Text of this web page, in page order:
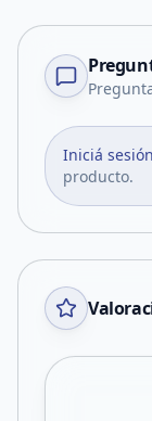
Iniciá sesión
producto.